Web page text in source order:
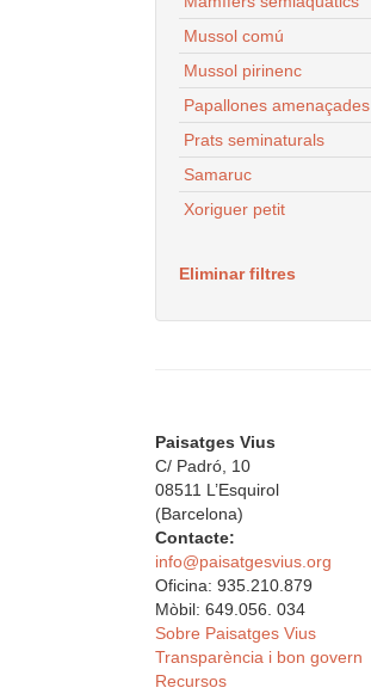
Mussol comú
Mussol pirinenc
Papallones amenaçades
Prats seminaturals
Samaruc
Xoriguer petit
Eliminar filtres
Paisatges Vius
C/ Padró, 10
08511 L’Esquirol
(Barcelona)
Contacte:
info@paisatgesvius.org
Oficina: 935.210.879
Mòbil: 649.056. 034
Sobre Paisatges Vius
Transparència i bon govern
Recursos